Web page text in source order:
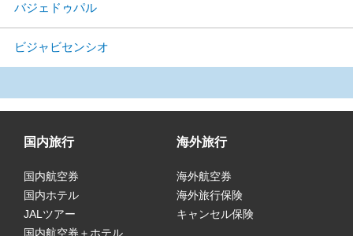
バジェドゥパル
ビジャビセンシオ
国内旅行
国内航空券
国内ホテル
JALツアー
国内航空券＋ホテル
海外旅行
海外航空券
海外旅行保険
キャンセル保険